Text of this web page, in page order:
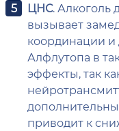
ЦНС. Алкоголь
вызывает
координации
Алфлутопа в
эффекты, так
приводит к